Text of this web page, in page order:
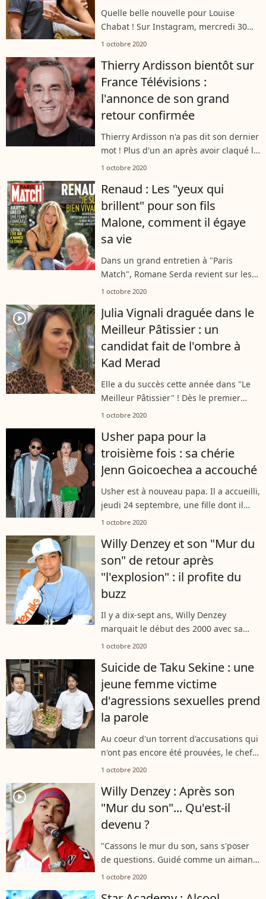
Quelle belle nouvelle pour Louise
Chabat ! Sur Instagram, mercredi 30
septembre 2020, la fille de l'acteur
premier enfant avec son compagnon.
Une...
1 octobre 2020
Thierry Ardisson bientôt sur
France Télévisions :
l'annonce de son grand
retour confirmée
Thierry Ardisson n'a pas dit son dernier
mot ! Plus d'un an après avoir claqué la
port de C8, le célèbre animateur va
sur le petit écran et sur...
1 octobre 2020
Renaud : Les "yeux qui
brillent" pour son fils
Malone, comment il égaye
sa vie
Dans un grand entretien à "Paris
Match", Romane Serda revient sur les
liens qui unissent son adolescent,
Tout irait pour le mieux entre eux, et...
1 octobre 2020
player2
Julia Vignali draguée dans le
Meilleur Pâtissier : un
candidat fait de l'ombre à
Kad Merad
Elle a du succès cette année dans "Le
Meilleur Pâtissier" ! Dès le premier
épisode, Julia Vignali s'est attiré les
couple avec Kad Merad, l'animatrice...
1 octobre 2020
Usher papa pour la
troisième fois : sa chérie
Jenn Goicoechea a accouché
Usher est à nouveau papa. Il a accueilli,
jeudi 24 septembre, une fille dont il
révèle le prénom sur Instagram. Sa
naissance à leur premier enfant,...
1 octobre 2020
Willy Denzey et son "Mur du
son" de retour après
"l'explosion" : il profite du
buzz
Il y a dix-sept ans, Willy Denzey
marquait le début des 2000 avec sa
chanson "Le Mur du son". Un titre qui
les réseaux sociaux mercredi, après...
1 octobre 2020
Suicide de Taku Sekine : une
jeune femme victime
d'agressions sexuelles prend
la parole
Au coeur d'un torrent d'accusations qui
n'ont pas encore été prouvées, le chef
franco-japonais Taku Sekine s'est donné
proches le 29 septembre 2020....
1 octobre 2020
player2
Willy Denzey : Après son
"Mur du son"... Qu'est-il
devenu ?
"Cassons le mur du son, sans s'poser
de questions. Guidé comme un aimant
vers toi je viens doucement", des
1 octobre 2020